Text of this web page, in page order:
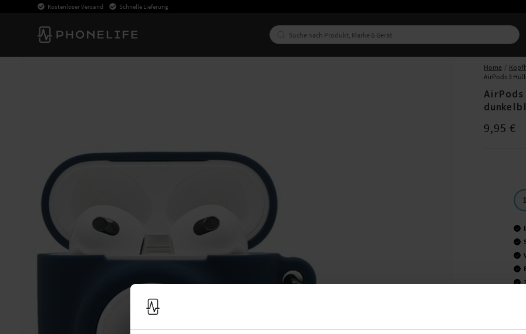
Kostenloser Versand Schnelle Lieferung
Home
AirPods 3
Preis: 9,95 €
9,95 €